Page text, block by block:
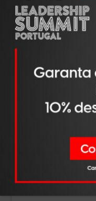
Crise da
Esta seleção foi